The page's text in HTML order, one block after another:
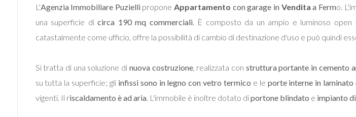
L'Agenzia Immobiliare Puziellipropone Appartamento con garage in Vendita a Fermo.
una superficie dicirca 190 mq commerciali. È composto da un ampio e luminoso
catastalmente come ufficio, offre la possibilità di cambio di destinazione d'uso e può quindi
Si tratta di una soluzione di nuova costruzione, realizzata con struttura portante in cemento
su tutta la superficie; gli infissi sono in legno con vetro termico e le porte interne in
vigenti. Il riscaldamento è ad aria. L'immobile è inoltre dotato diportone blindato e impianto
Totale